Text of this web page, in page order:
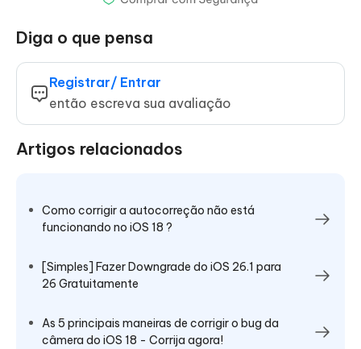
Diga o que pensa
Registrar/ Entrar
então escreva sua avaliação
Artigos relacionados
Como corrigir a autocorreção não está
funcionando no iOS 18 ?
[Simples] Fazer Downgrade do iOS 26.1 para
26 Gratuitamente
As 5 principais maneiras de corrigir o bug da
câmera do iOS 18 - Corrija agora!